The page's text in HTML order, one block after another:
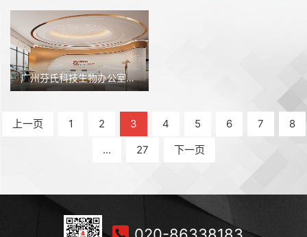
广州芬氏科技生物办公室装修设计
上一页 1 2 3 4 5 6 7
8
...
27 下一页